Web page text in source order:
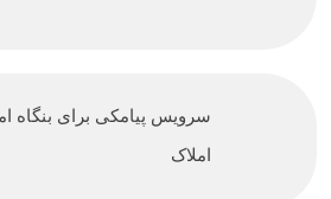
سرویس پیامکی برای بنگاه
املاک